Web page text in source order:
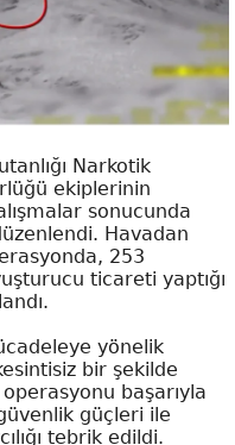
Narkotik
ekiplerinin
sonucunda
Havadan
253
ticareti yaptığı
yönelik
bir şekilde
başarıyla
güçleri ile
tebrik edildi.